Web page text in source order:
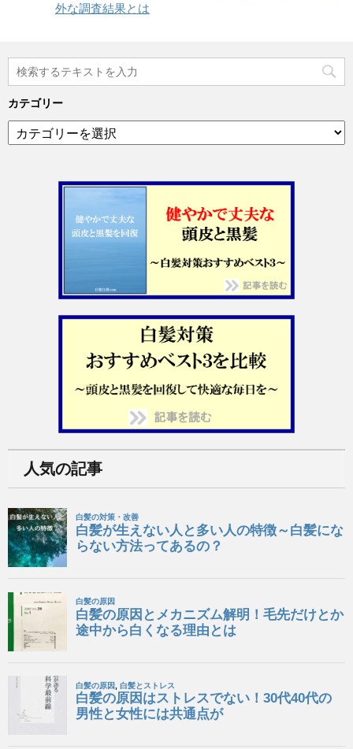
外な調査結果とは
カテゴリー
テ
人気の記事